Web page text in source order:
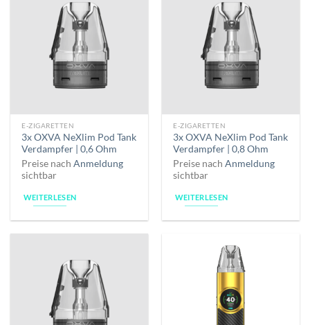
E-ZIGARETTEN
3x OXVA NeXlim Pod Tank
Verdampfer | 0,6 Ohm
Preise nachAnmeldung
sichtbar
WEITERLESEN
E-ZIGARETTEN
3x OXVA NeXlim Pod Tank
Verdampfer | 0,8 Ohm
Preise nachAnmeldung
sichtbar
WEITERLESEN